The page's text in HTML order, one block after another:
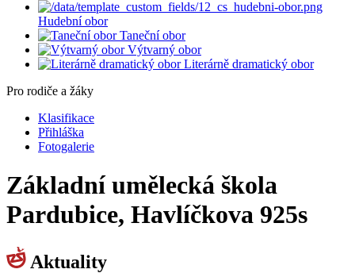
Hudební obor
Taneční obor
Výtvarný obor
Literárně dramatický obor
Pro rodiče a žáky
Klasifikace
Přihláška
Fotogalerie
Základní umělecká škola
Pardubice, Havlíčkova 925s
Aktuality